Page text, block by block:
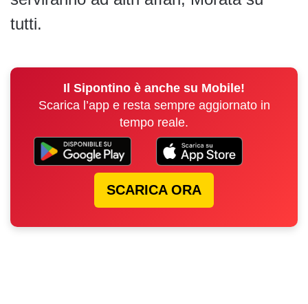
tutti.
Il Sipontino è anche su Mobile!
Scarica l’app e resta sempre aggiornato in
tempo reale.
SCARICA ORA